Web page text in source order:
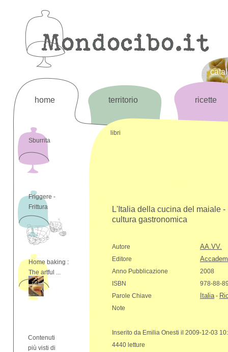
home territorio ricette
Sburrita
Friggere -
Frittura
Home baking :
The artful ...
Contenuti
più visti di
libri
L'Italia della cucina del maiale -
cultura gastronomica
Autore AA.VV.
Editore
Anno Pubblicazione
2008
ISBN
978-88-
Parole Chiave
Italia-
Note
Inserito da Emilia Onesti il 2009-12-03
4440 letture